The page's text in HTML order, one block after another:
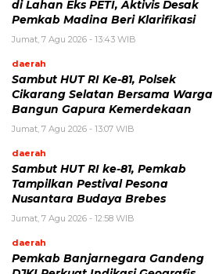
di Lahan Eks PETI, Aktivis Desak
Pemkab Madina Beri Klarifikasi
Jumat, 7 Agu 2026 - 13:43 WIB
daerah
Sambut HUT RI Ke-81, Polsek
Cikarang Selatan Bersama Warga
Bangun Gapura Kemerdekaan
Jumat, 7 Agu 2026 - 13:07 WIB
daerah
Sambut HUT RI ke-81, Pemkab
Tampilkan Pestival Pesona
Nusantara Budaya Brebes
Jumat, 7 Agu 2026 - 12:58 WIB
daerah
Pemkab Banjarnegara Gandeng